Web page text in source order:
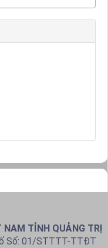
NAM TỈNH QUẢNG TRỊ
Số: 01/STTTT-TTĐT